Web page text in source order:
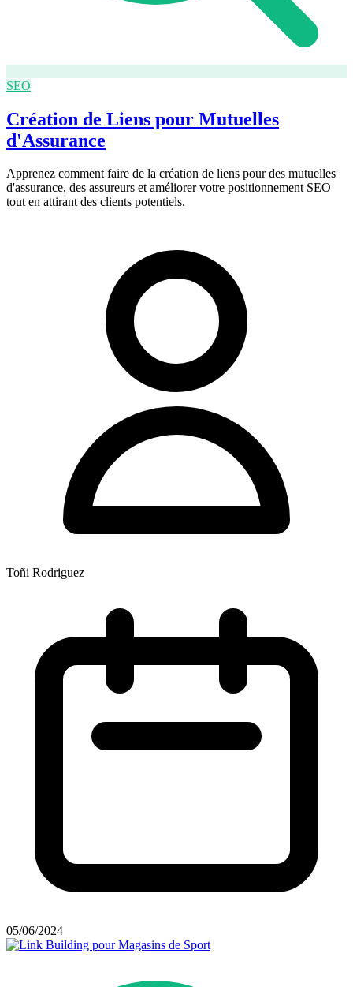
SEO
Création de Liens pour Mutuelles
d'Assurance
Apprenez comment faire de la création de liens pour des mutuelles
d'assurance, des assureurs et améliorer votre positionnement SEO
tout en attirant des clients potentiels.
Toñi Rodriguez
05/06/2024